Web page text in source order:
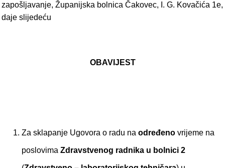
zapošljavanje, Županijska bolnica Čakovec, I. G. Kovačića 1e,
daje slijedeću
OBAVIJEST
Za sklapanje Ugovora o radu na određeno vrijeme na
poslovima Zdravstvenog radnika u bolnici 2